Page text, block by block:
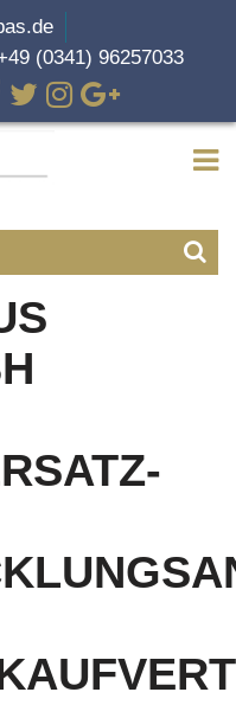
(0341) 96257033